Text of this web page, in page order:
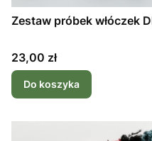
Zestaw próbek włóczek
Cena
23,00 zł
Do koszyka